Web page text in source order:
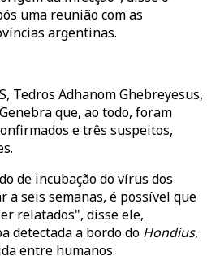
uma reunião com as
argentinas.
Tedros Adhanom Ghebreyesus,
que, ao todo, foram
e três suspeitos,
de incubação do vírus dos
a seis semanas, é possível que
relatados", disse ele,
detectada a bordo do Hondius,
entre humanos.